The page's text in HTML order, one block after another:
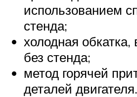
использованием
стенда;
холодная
без стенда;
метод горячей
деталей двигателя.